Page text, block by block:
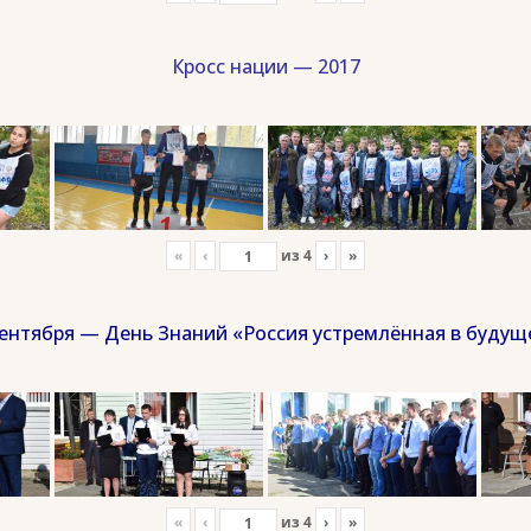
Кросс нации — 2017
« ‹ из 4 › »
— День Знаний «Россия устремлённая в
« ‹ из 4 › »